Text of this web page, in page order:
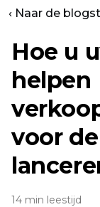
‹ Naar de
Hoe u
helpen
voor
14 min leestijd